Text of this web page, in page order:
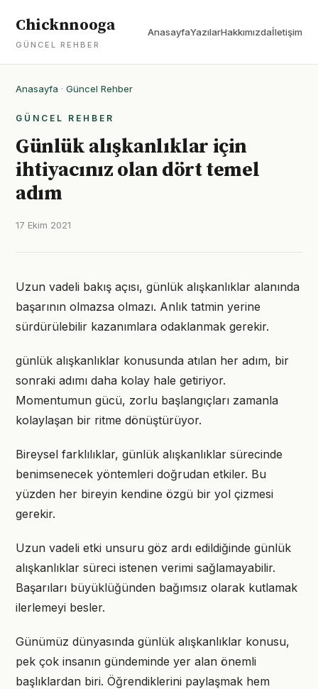
Chicknnooga
GÜNCEL REHBER
AnasayfaYazılarHakkımızdaİletişim
Anasayfa · Güncel Rehber
GÜNCEL REHBER
Günlük alışkanlıklar için
ihtiyacınız olan dört temel
adım
17 Ekim 2021
Uzun vadeli bakış açısı, günlük alışkanlıklar alanında
başarının olmazsa olmazı. Anlık tatmin yerine
sürdürülebilir kazanımlara odaklanmak gerekir.
günlük alışkanlıklar konusunda atılan her adım, bir
sonraki adımı daha kolay hale getiriyor.
Momentumun gücü, zorlu başlangıçları zamanla
kolaylaşan bir ritme dönüştürüyor.
Bireysel farklılıklar, günlük alışkanlıklar sürecinde
benimsenecek yöntemleri doğrudan etkiler. Bu
yüzden her bireyin kendine özgü bir yol çizmesi
gerekir.
Uzun vadeli etki unsuru göz ardı edildiğinde günlük
alışkanlıklar süreci istenen verimi sağlamayabilir.
Başarıları büyüklüğünden bağımsız olarak kutlamak
ilerlemeyi besler.
Günümüz dünyasında günlük alışkanlıklar konusu,
pek çok insanın gündeminde yer alan önemli
başlıklardan biri. Öğrendiklerini paylaşmak hem